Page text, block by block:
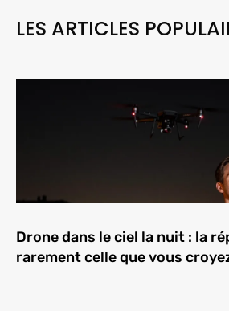
LES ARTICLES
Drone dans le ciel la nuit : la
rarement celle que vous